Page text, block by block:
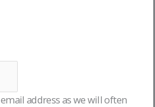
address as we will often